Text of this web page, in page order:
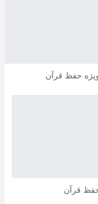
حفظ قرآن
قرآن